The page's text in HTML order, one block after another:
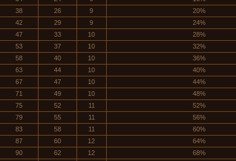
38 26 9 20%
42 29 9 24%
47 33 10 28%
53 37 10 32%
58 40 10 36%
63 44 10 40%
67 47 10 44%
71 49 10 48%
75 52 11 52%
79 55 11 56%
83 58 11 60%
87 60 12 64%
90 62 12 68%